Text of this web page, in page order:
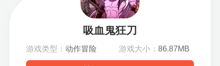
吸血鬼狂刀
游戏类型： 动作冒险 游戏大小：86.87MB